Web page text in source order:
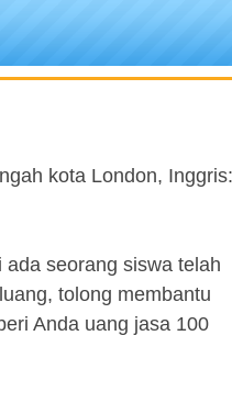
kota London, Inggris:
seorang siswa telah
tolong membantu
Anda uang jasa 100